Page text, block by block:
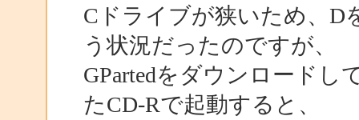
Cドライブが狭いため、D
う状況だったのですが、
GPartedをダウンロードし
たCD-Rで起動すると、